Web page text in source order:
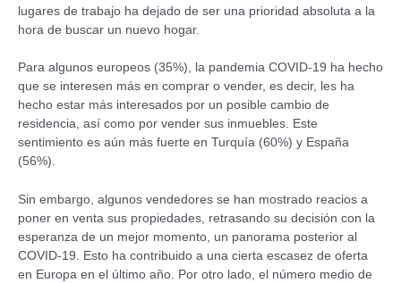
lugares de trabajo ha dejado de ser una prioridad absoluta a la
hora de buscar un nuevo hogar.
Para algunos europeos (35%), la pandemia COVID-19 ha hecho
que se interesen más en comprar o vender, es decir, les ha
hecho estar más interesados por un posible cambio de
residencia, así como por vender sus inmuebles. Este
sentimiento es aún más fuerte en Turquía (60%) y España
(56%).
Sin embargo, algunos vendedores se han mostrado reacios a
poner en venta sus propiedades, retrasando su decisión con la
esperanza de un mejor momento, un panorama posterior al
COVID-19. Esto ha contribuido a una cierta escasez de oferta
en Europa en el último año. Por otro lado, el número medio de